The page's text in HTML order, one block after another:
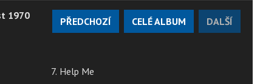
1970
PŘEDCHOZÍ CELÉ ALBUM DALŠÍ
7. Help Me